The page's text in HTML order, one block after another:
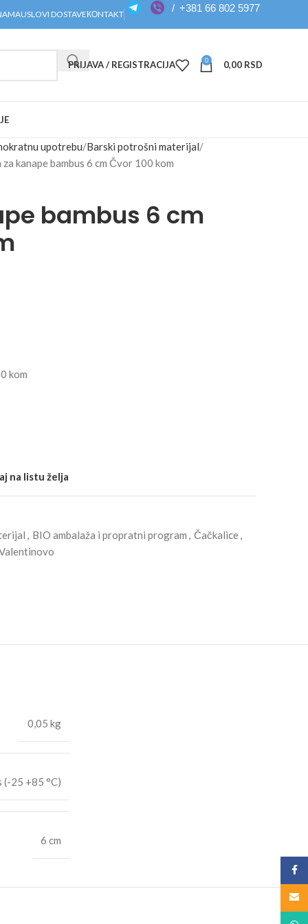
USLOVI DOSTAVEКОNTAKT
/ +381 66 802 5977
PRIJAVA / REGISTRACIJA 0 0,00 RSD
upotrebu Barski potrošni materijal
za kanape bambus 6 cm Čvor 100 kom
bambus 6 cm
kom
na listu želja
, BIO ambalaža i propratni program , Čačkalice,
0,05 kg
(-25 +85 °C)
6 cm
Email